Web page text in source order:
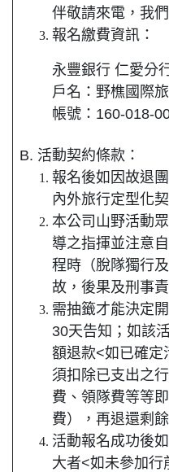
伴敬請來電，我
報名繳費資訊：
永豐銀行 仁愛分
戶名：野樵國際
帳號：160-018-
B. 活動契約條款：
報名後如因故退
內外旅行定型化
本公司山野活動
導之指揮並注意
程時（脫隊獨行
故，後果及刑事
需抽籤才能決定
30天告知；如該
額退款<如已確定
須扣除已支出之
費、領隊費等等
費），再退還剩
活動報名成功後
大者<如未參加行